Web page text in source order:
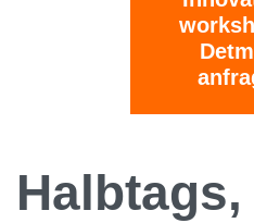
Halbtags,